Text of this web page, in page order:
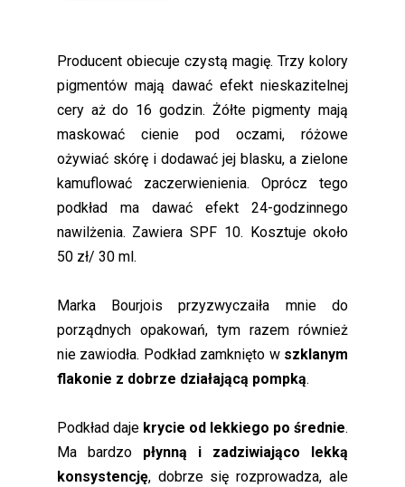
Producent obiecuje czystą magię. Trzy kolory
pigmentów mają dawać efekt nieskazitelnej
cery aż do 16 godzin. Żółte pigmenty mają
maskować cienie pod oczami, różowe
ożywiać skórę i dodawać jej blasku, a zielone
kamuflować zaczerwienienia. Oprócz tego
podkład ma dawać efekt 24-godzinnego
nawilżenia. Zawiera SPF 10. Kosztuje około
50 zł/ 30 ml.
Marka Bourjois przyzwyczaiła mnie do
porządnych opakowań, tym razem również
nie zawiodła. Podkład zamknięto w szklanym
flakonie z dobrze działającą pompką.
Podkład daje krycie od lekkiego po średnie.
Ma bardzopłynną i zadziwiająco lekką
konsystencję, dobrze się rozprowadza, ale